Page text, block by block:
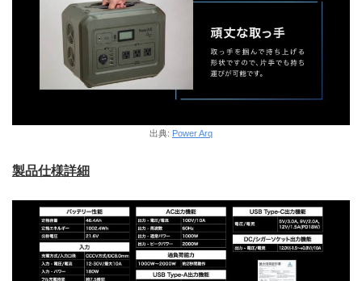
出典: Power Arq
製品仕様詳細